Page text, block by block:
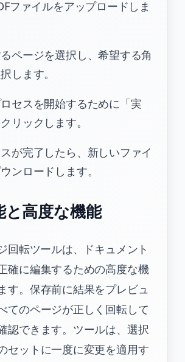
ファイルをアップロードしま
ページを選択し、希望する角
します。
セスを開始するために「実
リックします。
が完了したら、新しいファイ
ンロードします。
と高度な機能
回転ツールは、ドキュメント
確に編集するための高度な機
す。保存前に結果をプレビュ
てのページが正しく回転して
認できます。ツールは、選択
セットに一度に変更を適用す